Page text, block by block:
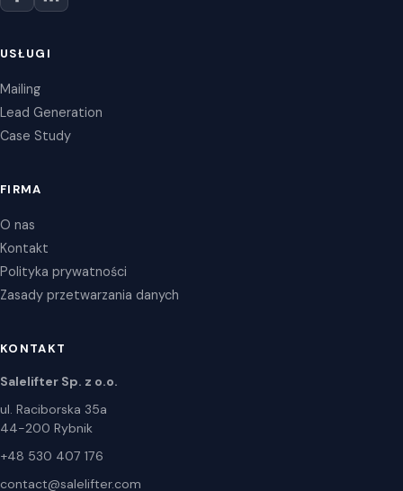
USŁUGI
Mailing
Lead Generation
Case Study
FIRMA
O nas
Kontakt
Polityka prywatności
Zasady przetwarzania danych
KONTAKT
Salelifter Sp. z o.o.
ul. Raciborska 35a
44-200 Rybnik
+48 530 407 176
contact@salelifter.com